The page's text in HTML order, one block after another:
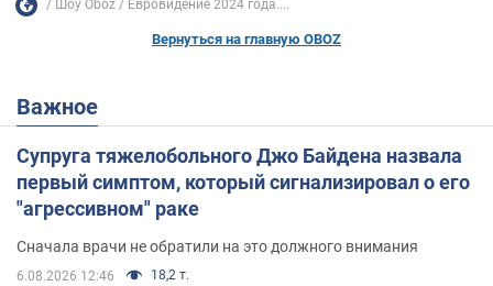
Шоу Oboz Евровидение 2024 года....
Вернуться на главную OBOZ
Важное
Супруга тяжелобольного Джо Байдена назвала
первый симптом, который сигнализировал о его
"агрессивном" раке
Сначала врачи не обратили на это должного внимания
6.08.2026 12:46 18,2 т.